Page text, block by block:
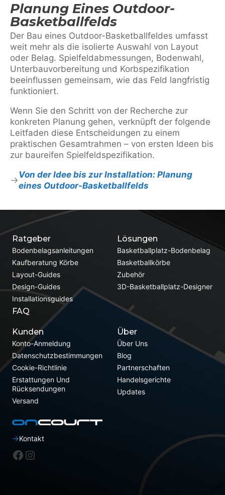
Planung Eines Outdoor-
Basketballfelds
Der Bau eines Outdoor-Basketballfeldes umfasst
weit mehr als die isolierte Auswahl von Layout
oder Belag. Spielfeldabmessungen, Bodenwahl,
Unterbauvorbereitung und Korbspezifikation
beeinflussen gemeinsam, wie das Feld langfristig
funktioniert.
Wenn Sie den Schritt von der Recherche zur
konkreten Planung gehen, verknüpft der folgende
Leitfaden diese Entscheidungen zu einem
praktischen Gesamtrahmen – von ersten Ideen bis
zur baureifen Spielfeldspezifikation.
Von der Idee bis zur Installation: Planung
eines Outdoor-Basketballfelds
Lösungen
Basketballplatz-Bodenbelag
Basketballkörbe
Zubehör
3D-Basketballplatz-Designer
Ratgeber
Bodenbelagsanleitungen
Kaufberatung Körbe
Layout-Guides
Design-Guides
Installationsguides
FAQ
Kunden
Konto-Anmeldung
Datenschutzbestimmungen
Cookie-Richtlinie
Erstattungen Und
Rücksendungen
Versand
Über
Über Uns
Blog
Partnerschaften
Handelsgerichte
Updates
Kontakt
Facebook
Instagram